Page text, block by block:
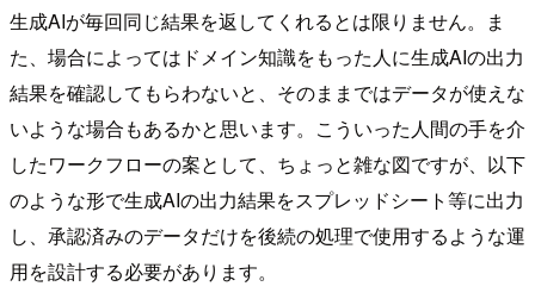
生成AIが毎回同じ結果を返してくれるとは限りません。ま
た、場合によってはドメイン知識をもった人に生成AIの出力
結果を確認してもらわないと、そのままではデータが使えな
いような場合もあるかと思います。こういった人間の手を介
したワークフローの案として、ちょっと雑な図ですが、以下
のような形で生成AIの出力結果をスプレッドシート等に出力
し、承認済みのデータだけを後続の処理で使用するような運
用を設計する必要があります。